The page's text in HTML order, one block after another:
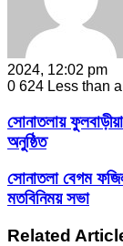
2024, 12:02 pm
0 624 Less than
সোনাতলায়
অনুষ্ঠিত
সোনাতলা বেগম
মতবিনিময় সভা
Related